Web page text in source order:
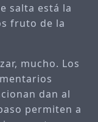
salta está la
fruto de la
mucho. Los
dan al
permiten a